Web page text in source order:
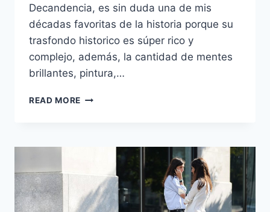
Decandencia, es sin duda una de mis
décadas favoritas de la historia porque su
trasfondo historico es súper rico y
complejo, además, la cantidad de mentes
brillantes, pintura,…
READ MORE AL
GATSBY: